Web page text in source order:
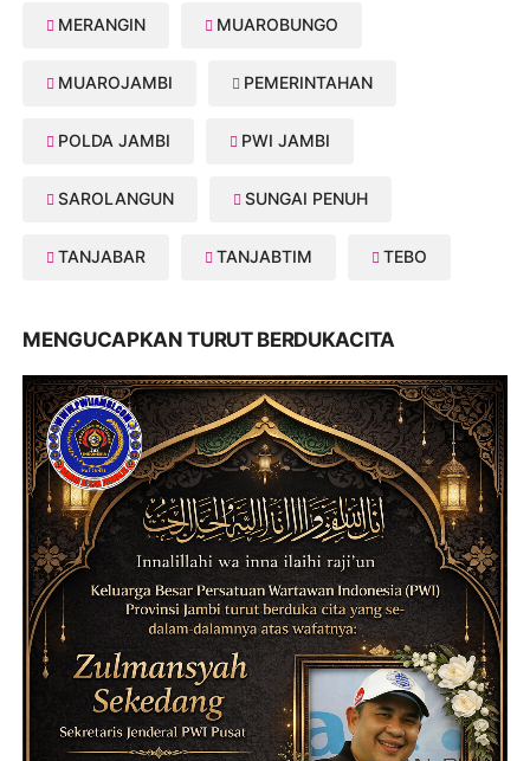
MERANGIN MUAROBUNGO
MUAROJAMBI PEMERINTAHAN
POLDA JAMBI PWI JAMBI
SAROLANGUN SUNGAI PENUH
TANJABAR TANJABTIM TEBO
MENGUCAPKAN TURUT BERDUKACITA